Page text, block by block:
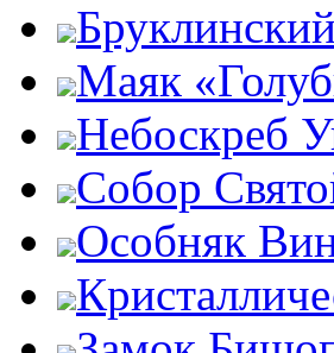
Маяк
Небоскреб
Собор
Особняк